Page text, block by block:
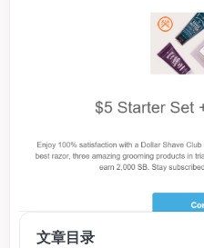
文章目录